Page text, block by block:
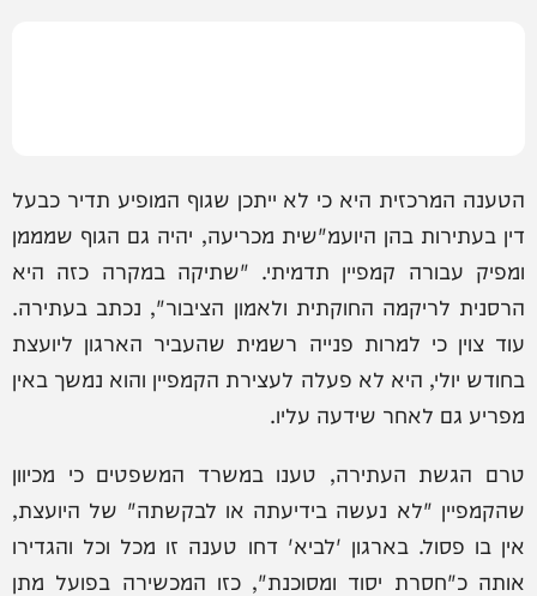
הטענה המרכזית היא כי לא ייתכן שגוף המופיע תדיר כבעל
דין בעתירות בהן היועמ"שית מכריעה, יהיה גם הגוף שמממן
ומפיק עבורה קמפיין תדמיתי. "שתיקה במקרה כזה היא
הרסנית לריקמה החוקתית ולאמון הציבור", נכתב בעתירה.
עוד צוין כי למרות פנייה רשמית שהעביר הארגון ליועצת
בחודש יולי, היא לא פעלה לעצירת הקמפיין והוא נמשך באין
מפריע גם לאחר שידעה עליו.
טרם הגשת העתירה, טענו במשרד המשפטים כי מכיוון
שהקמפיין "לא נעשה בידיעתה או לבקשתה" של היועצת,
אין בו פסול. בארגון 'לביא' דחו טענה זו מכל וכל והגדירו
אותה כ"חסרת יסוד ומסוכנת", כזו המכשירה בפועל מתן